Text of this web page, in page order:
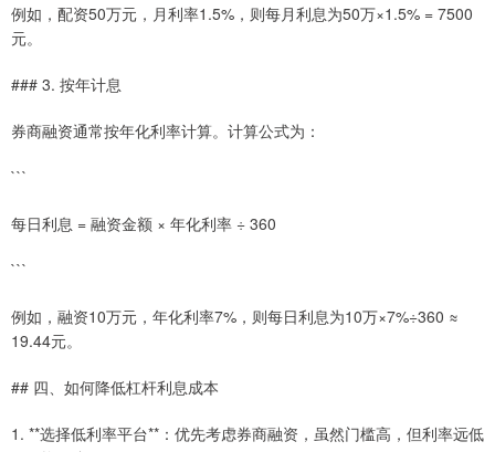
例如，配资50万元，月利率1.5%，则每月利息为50万×1.5% = 7500
元。
### 3. 按年计息
券商融资通常按年化利率计算。计算公式为：
```
每日利息 = 融资金额 × 年化利率 ÷ 360
```
例如，融资10万元，年化利率7%，则每日利息为10万×7%÷360 ≈
19.44元。
## 四、如何降低杠杆利息成本
1. **选择低利率平台**：优先考虑券商融资，虽然门槛高，但利率远低